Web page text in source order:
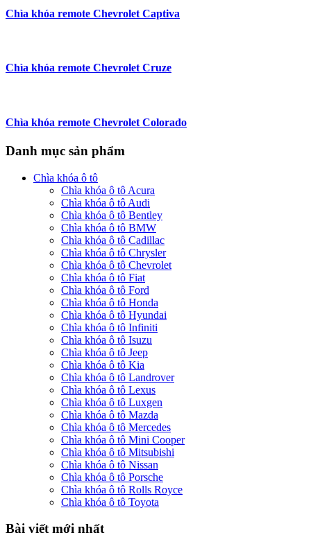
Chìa khóa remote Chevrolet Captiva
Chìa khóa remote Chevrolet Cruze
Chìa khóa remote Chevrolet Colorado
Danh mục sản phẩm
Chìa khóa ô tô
Chìa khóa ô tô Acura
Chìa khóa ô tô Audi
Chìa khóa ô tô Bentley
Chìa khóa ô tô BMW
Chìa khóa ô tô Cadillac
Chìa khóa ô tô Chrysler
Chìa khóa ô tô Chevrolet
Chìa khóa ô tô Fiat
Chìa khóa ô tô Ford
Chìa khóa ô tô Honda
Chìa khóa ô tô Hyundai
Chìa khóa ô tô Infiniti
Chìa khóa ô tô Isuzu
Chìa khóa ô tô Jeep
Chìa khóa ô tô Kia
Chìa khóa ô tô Landrover
Chìa khóa ô tô Lexus
Chìa khóa ô tô Luxgen
Chìa khóa ô tô Mazda
Chìa khóa ô tô Mercedes
Chìa khóa ô tô Mini Cooper
Chìa khóa ô tô Mitsubishi
Chìa khóa ô tô Nissan
Chìa khóa ô tô Porsche
Chìa khóa ô tô Rolls Royce
Chìa khóa ô tô Toyota
Bài viết mới nhất